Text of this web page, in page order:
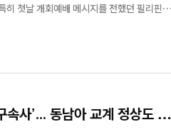
날 일정까지 참석해 끝까지 자리를 지키
사’... 동남아 교계 정상도 극